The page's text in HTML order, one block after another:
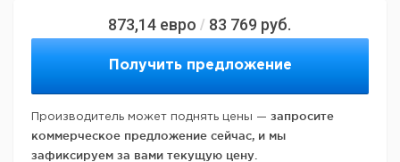
873,14 евро / 83 769 руб.
Получить предложение
Производитель может поднять цены — запросите
коммерческое предложение сейчас, и мы
зафиксируем за вами текущую цену.